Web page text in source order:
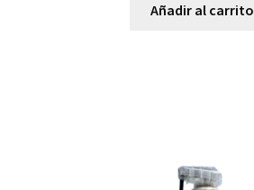
Añadir al carrito